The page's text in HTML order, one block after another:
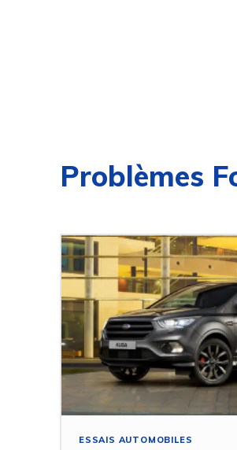
Problèmes
ESSAIS AUTOMOBILES